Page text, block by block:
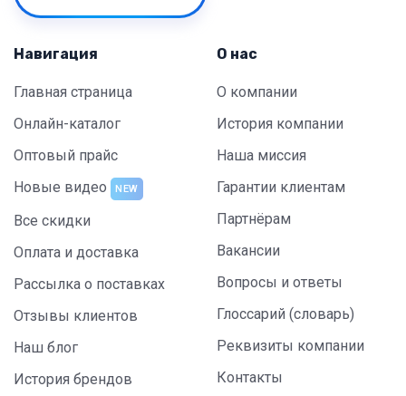
Навигация
Главная страница
Онлайн-каталог
Оптовый прайс
Новые видео
NEW
Все скидки
Оплата и доставка
Рассылка о поставках
Отзывы клиентов
Наш блог
История брендов
О нас
О компании
История компании
Наша миссия
Гарантии клиентам
Партнёрам
Вакансии
Вопросы и ответы
Глоссарий (словарь)
Реквизиты компании
Контакты